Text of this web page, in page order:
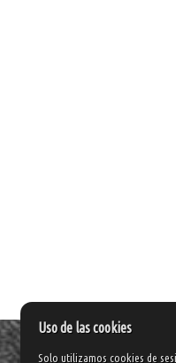
Uso de las cookies
Solo utilizamos cookies de